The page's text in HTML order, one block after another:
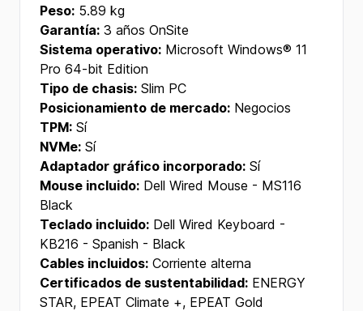
Peso: 5.89 kg
Garantía: 3 años OnSite
Sistema operativo: Microsoft Windows® 11
Pro 64-bit Edition
Tipo de chasis: Slim PC
Posicionamiento de mercado: Negocios
TPM: Sí
NVMe: Sí
Adaptador gráfico incorporado: Sí
Mouse incluido: Dell Wired Mouse - MS116
Black
Teclado incluido: Dell Wired Keyboard -
KB216 - Spanish - Black
Cables incluidos: Corriente alterna
Certificados de sustentabilidad: ENERGY
STAR, EPEAT Climate +, EPEAT Gold